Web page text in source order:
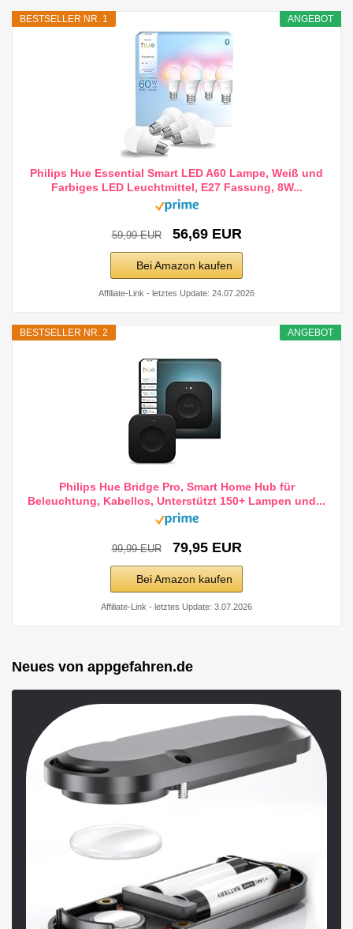
ANGEBOT
BESTSELLER NR. 1
Philips Hue Essential Smart LED A60 Lampe, Weiß und
Farbiges LED Leuchtmittel, E27 Fassung, 8W...
59,99 EUR 56,69 EUR
Bei Amazon kaufen
Affiliate-Link - letztes Update: 24.07.2026
ANGEBOT
BESTSELLER NR. 2
Philips Hue Bridge Pro, Smart Home Hub für
Beleuchtung, Kabellos, Unterstützt 150+ Lampen und...
99,99 EUR 79,95 EUR
Bei Amazon kaufen
Affiliate-Link - letztes Update: 3.07.2026
Neues von appgefahren.de